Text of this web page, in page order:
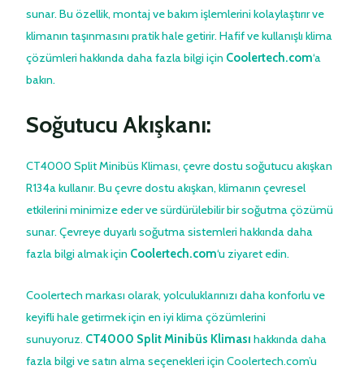
sunar. Bu özellik, montaj ve bakım işlemlerini kolaylaştırır ve
klimanın taşınmasını pratik hale getirir. Hafif ve kullanışlı klima
çözümleri hakkında daha fazla bilgi için Coolertech.com‘a
bakın.
Soğutucu Akışkanı:
CT4000 Split Minibüs Kliması, çevre dostu soğutucu akışkan
R134a kullanır. Bu çevre dostu akışkan, klimanın çevresel
etkilerini minimize eder ve sürdürülebilir bir soğutma çözümü
sunar. Çevreye duyarlı soğutma sistemleri hakkında daha
fazla bilgi almak için Coolertech.com‘u ziyaret edin.
Coolertech markası olarak, yolculuklarınızı daha konforlu ve
keyifli hale getirmek için en iyi klima çözümlerini
sunuyoruz. CT4000 Split Minibüs Kliması hakkında daha
fazla bilgi ve satın alma seçenekleri için Coolertech.com’u